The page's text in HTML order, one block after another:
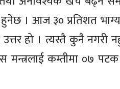
। आज ३० प्रतिशत
हो । त्यस्तै कुनै नगरी
कम्तीमा ०७ पटक